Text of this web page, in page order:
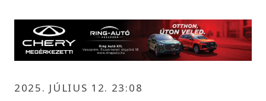
2025. JÚLIUS 12. 23:08